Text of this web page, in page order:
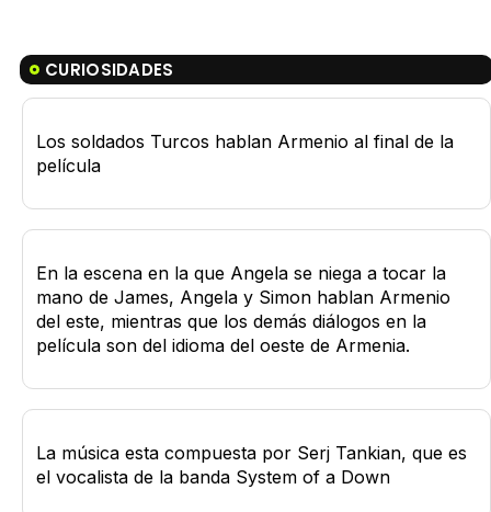
CURIOSIDADES
Los soldados Turcos hablan Armenio al final de la
película
En la escena en la que Angela se niega a tocar la
mano de James, Angela y Simon hablan Armenio
del este, mientras que los demás diálogos en la
película son del idioma del oeste de Armenia.
La música esta compuesta por Serj Tankian, que es
el vocalista de la banda System of a Down